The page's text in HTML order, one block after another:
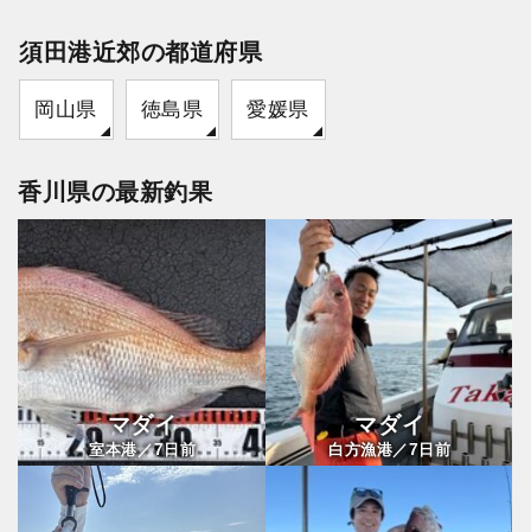
須田港近郊の都道府県
岡山県 徳島県 愛媛県
香川県の最新釣果
マダイ
室本港／7日前
マダイ
白方漁港／7 日前